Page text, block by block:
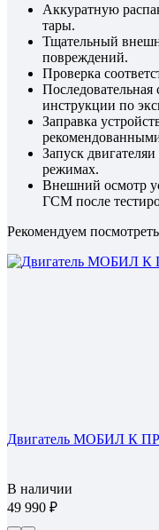
Аккуратную
тары.
Тщательный
повреждений.
Проверка
Последовательная
инструкции по
Заправка
Запуск
режимах.
Внешний осмотр
ГСМ после
Рекомендуем посмотреть
Двигатель МОБИЛ К
В наличии
49 990